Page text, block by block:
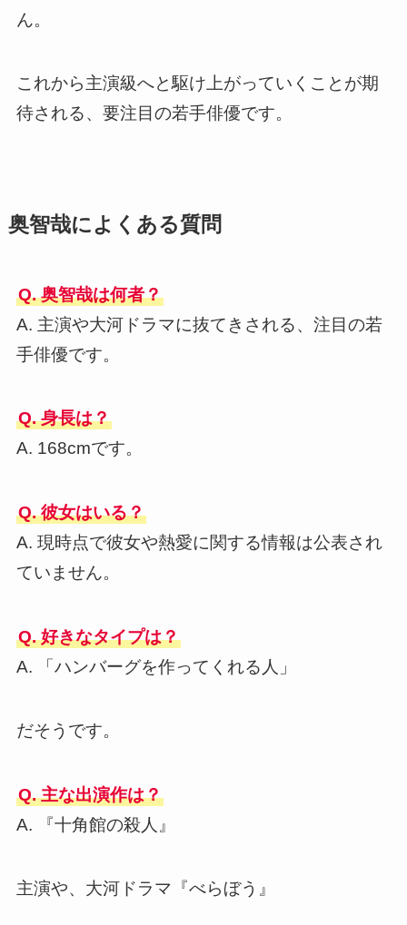
ん。
これから主演級へと駆け上がっていくことが期
待される、要注目の若手俳優です。
奥智哉によくある質問
Q. 奥智哉は何者？
A. 主演や大河ドラマに抜てきされる、注目の若
手俳優です。
Q. 身長は？
A. 168cmです。
Q. 彼女はいる？
A. 現時点で彼女や熱愛に関する情報は公表され
ていません。
Q. 好きなタイプは？
A. 「ハンバーグを作ってくれる人」
だそうです。
Q. 主な出演作は？
A. 『十角館の殺人』
主演や、大河ドラマ『べらぼう』